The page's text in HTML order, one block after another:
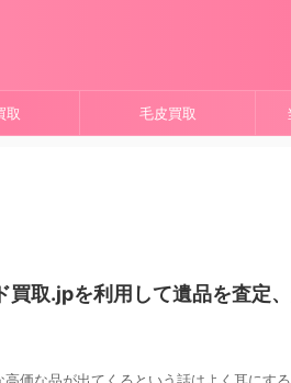
取 毛皮買取
買取.jpを利用して遺品を査定